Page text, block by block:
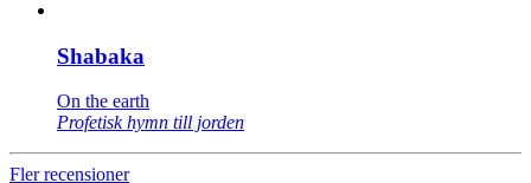
Shabaka
On the earth
Profetisk hymn till jorden
Fler recensioner